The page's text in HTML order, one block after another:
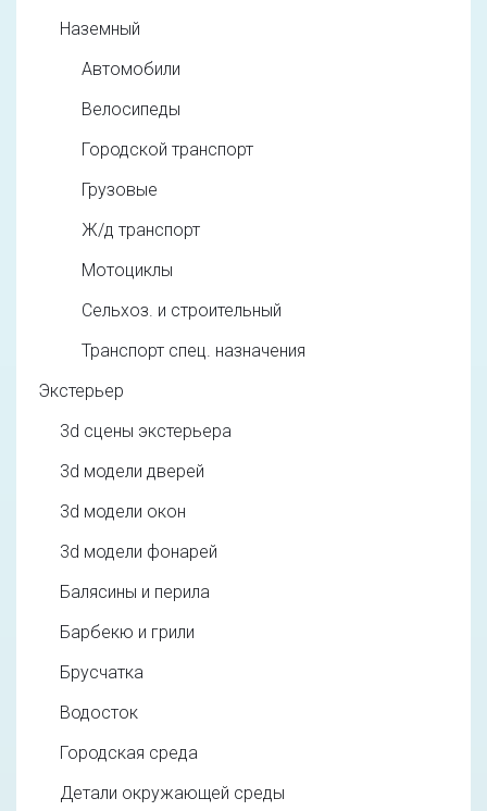
Наземный
Автомобили
Велосипеды
Городской транспорт
Грузовые
Ж/д транспорт
Мотоциклы
Сельхоз. и строительный
Транспорт спец. назначения
Экстерьер
3d cцены экстерьера
3d модели дверей
3d модели окон
3d модели фонарей
Балясины и перила
Барбекю и грили
Брусчатка
Водосток
Городская среда
Детали окружающей среды